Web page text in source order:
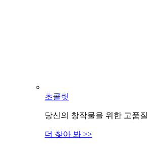
초콜릿
당신의 창작물을 위한 고품
더 찾아 봐 >>